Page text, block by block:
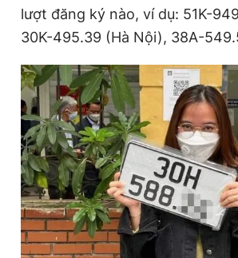
lượt đăng ký nào, ví dụ: 51K-
30K-495.39 (Hà Nội), 38A-